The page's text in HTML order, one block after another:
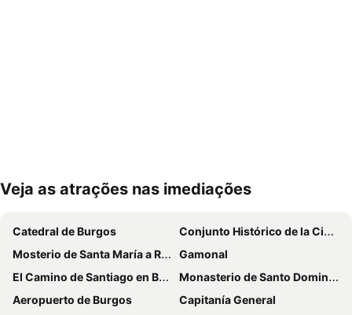
Ampliar mapa
Veja as atrações nas imediações
Catedral de Burgos
Conjunto Histórico de la Ciudad de Burgos
Mosterio de Santa María a Real das Huelgas
Gamonal
El Camino de Santiago en Burgos
Monasterio de Santo Domingo de Silos
Aeropuerto de Burgos
Capitanía General